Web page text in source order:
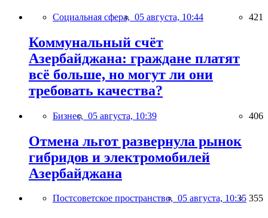
Социальная сфера, 05 августа, 10:44 421
Коммунальный счёт
Азербайджана: граждане платят
всё больше, но могут ли они
требовать качества?
Бизнес, 05 августа, 10:39 406
Отмена льгот развернула рынок
гибридов и электромобилей
Азербайджана
Постсоветское пространство, 05 августа, 10:35 355